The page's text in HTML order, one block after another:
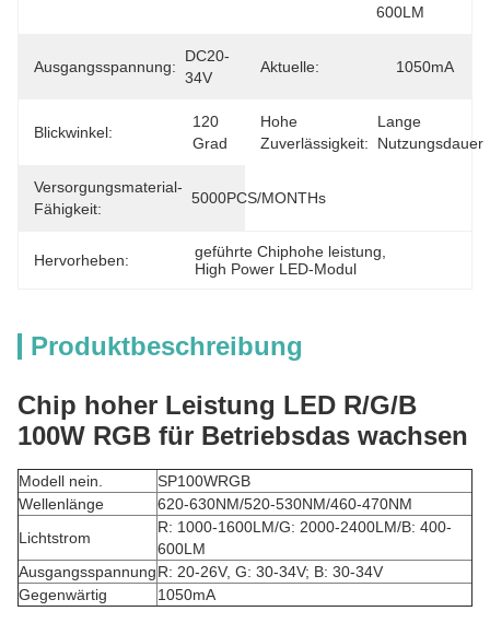
600LM
Ausgangsspannung:
DC20-
34V
Aktuelle: 1050mA
Blickwinkel:
120
Grad
Hohe
Zuverlässigkeit:
Lange
Nutzungsdauer
Versorgungsmaterial-
Fähigkeit:
5000PCS/MONTHs
Hervorheben: geführte Chiphohe leistung
High Power LED-Modul
Produktbeschreibung
Chip hoher Leistung LED R/G/B
100W RGB für Betriebsdas wachsen
Modell nein.
SP100WRGB
Wellenlänge
620-630NM/520-530NM/460-470NM
Lichtstrom
R: 1000-1600LM/G: 2000-2400LM/B: 400-
600LM
AusgangsspannungR: 20-26V, G: 30-34V; B: 30-34V
Gegenwärtig
1050mA